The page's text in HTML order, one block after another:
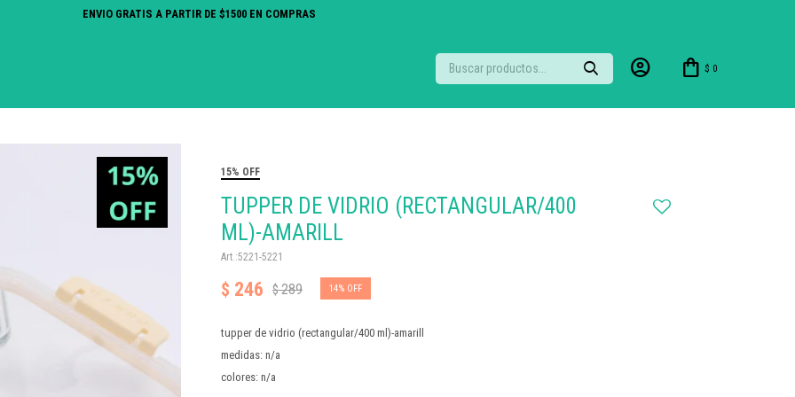
ENVIO GRATIS A PARTIR DE $1500 EN COMPRAS
$ 0
15% OFF
TUPPER DE VIDRIO (RECTANGULAR/400
ML)-AMARILL
5221-5221
$ 246 $289 14
tupper de vidrio (rectangular/400 ml)-amarill
medidas: n/a
colores: n/a